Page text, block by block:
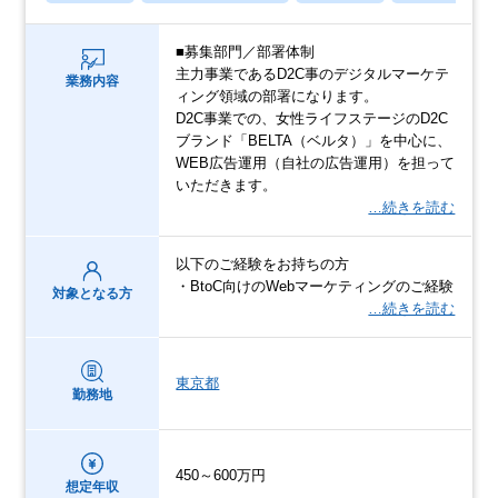
業務内容
■募集部門／部署体制
主力事業であるD2C事のデジタルマーケテ
ィング領域の部署になります。
D2C事業での、女性ライフステージのD2C
ブランド「BELTA（ベルタ）」を中心に、
WEB広告運用（自社の広告運用）を担って
いただきます。
…続きを読む
対象となる方
以下のご経験をお持ちの方
・BtoC向けのWebマーケティングのご経験
…続きを読む
勤務地
東京都
想定年収
450～600万円